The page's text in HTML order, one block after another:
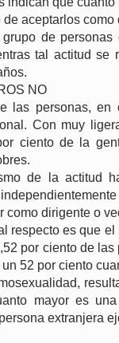
aceptarlos
de
tal actitud
NO
las personas,
Con muy
ciento de la
de la actitud
como dirigente o
respecto es que
por ciento de
52 por ciento
mayor es
extranjera